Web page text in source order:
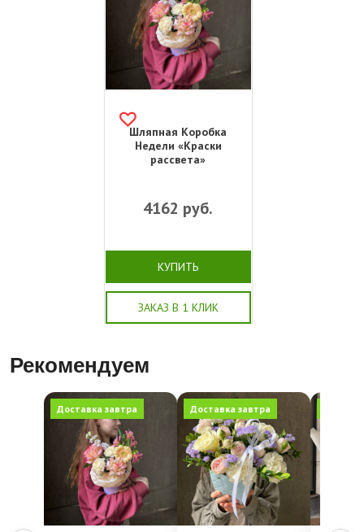
Шляпная Коробка
Недели «Краски
рассвета»
4162 руб.
КУПИТЬ
ЗАКАЗ В 1 КЛИК
Рекомендуем
Доставка завтра Доставка завтра